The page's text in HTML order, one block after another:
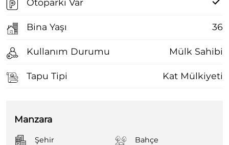
Otoparkı Var
Bina Yaşı 36
Kullanım Durumu Mülk Sahibi
Tapu Tipi Kat Mülkiyeti
Manzara
Şehir Bahçe